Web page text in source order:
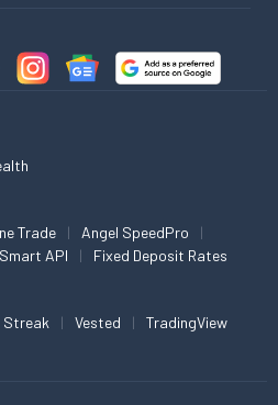
Trade
Angel SpeedPro
Smart API Fixed Deposit Rates
Streak Vested TradingView